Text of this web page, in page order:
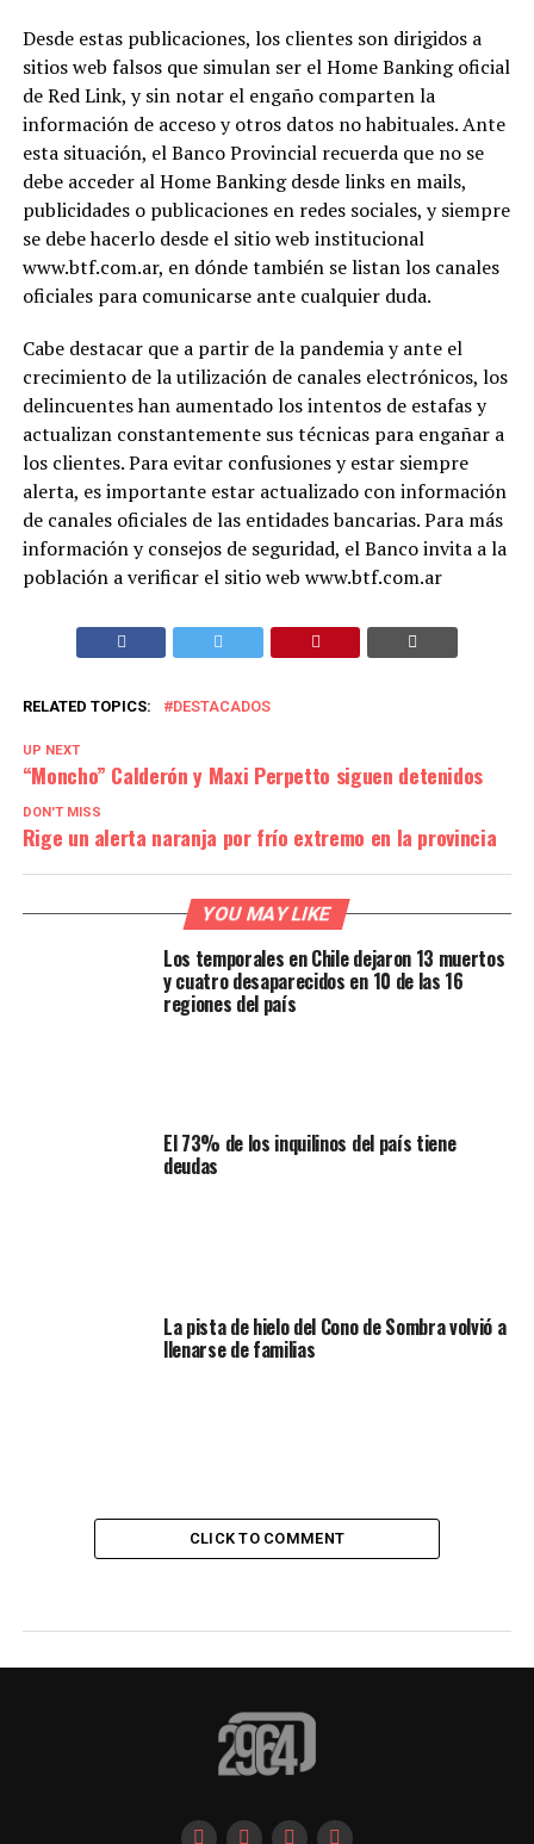
Desde estas publicaciones, los clientes son dirigidos a
sitios web falsos que simulan ser el Home Banking oficial
de Red Link, y sin notar el engaño comparten la
información de acceso y otros datos no habituales. Ante
esta situación, el Banco Provincial recuerda que no se
debe acceder al Home Banking desde links en mails,
publicidades o publicaciones en redes sociales, y siempre
se debe hacerlo desde el sitio web institucional
www.btf.com.ar, en dónde también se listan los canales
oficiales para comunicarse ante cualquier duda.
Cabe destacar que a partir de la pandemia y ante el
crecimiento de la utilización de canales electrónicos, los
delincuentes han aumentado los intentos de estafas y
actualizan constantemente sus técnicas para engañar a
los clientes. Para evitar confusiones y estar siempre
alerta, es importante estar actualizado con información
de canales oficiales de las entidades bancarias. Para más
información y consejos de seguridad, el Banco invita a la
población a verificar el sitio web www.btf.com.ar
RELATED TOPICS: DESTACADOS
UP NEXT
“Moncho” Calderón y Maxi Perpetto siguen detenidos
DON'T MISS
Rige un alerta naranja por frío extremo en la provincia
YOU MAY LIKE
Los temporales en Chile dejaron 13 muertos
y cuatro desaparecidos en 10 de las 16
regiones del país
El 73% de los inquilinos del país tiene
deudas
La pista de hielo del Cono de Sombra volvió a
llenarse de familias
CLICK TO COMMENT